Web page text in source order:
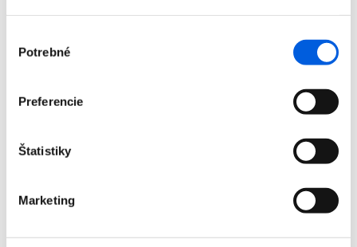
súhlasu
Potrebné
Preferencie
Štatistiky
Marketing